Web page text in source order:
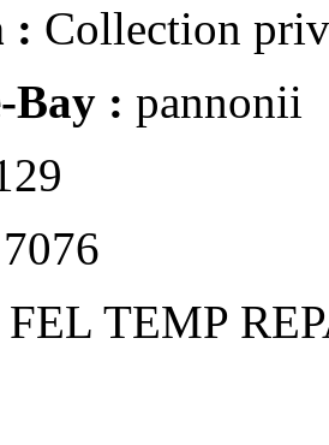
: Collection
Bay : pannonii
7076
FEL TEMP